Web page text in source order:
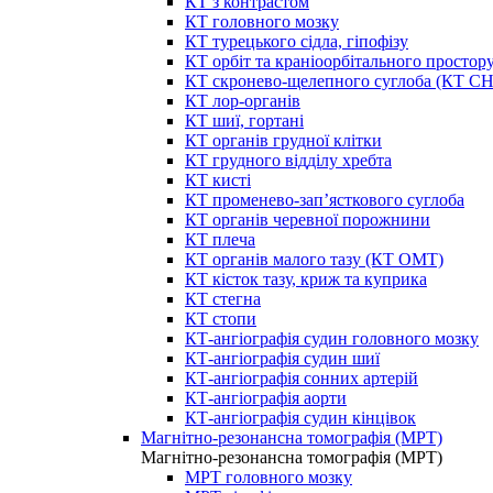
КТ головного мозку
КТ турецького сідла, гіпофізу
КТ орбіт та краніоорбітального
КТ скронево-щелепного суглоба (КТ
КТ лор-органів
КТ шиї, гортані
КТ органів грудної клітки
КТ грудного відділу хребта
КТ кисті
КТ променево-зап’ясткового суглоба
КТ органів черевної порожнини
КТ плеча
КТ органів малого тазу (КТ ОМТ)
КТ кісток тазу, криж та куприка
КТ стегна
КТ стопи
КТ-ангіографія судин головного мозку
КТ-ангіографія судин шиї
КТ-ангіографія сонних артерій
КТ-ангіографія аорти
КТ-ангіографія судин кінцівок
Магнітно-резонансна томографія (МРТ)
Магнітно-резонансна томографія (МРТ)
МРТ головного мозку